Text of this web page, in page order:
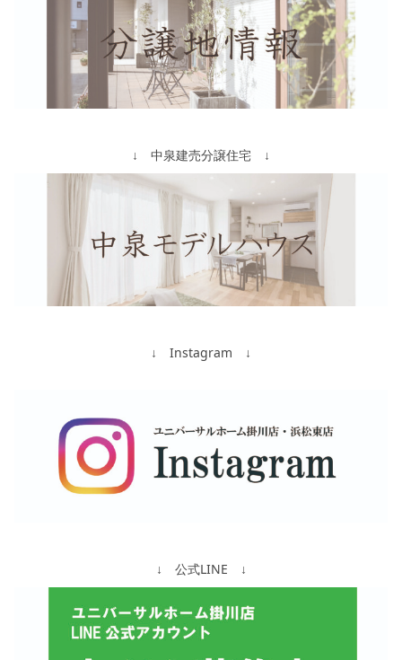
↓ 中泉建売分譲住宅 ↓
↓ Instagram ↓
↓ 公式LINE ↓